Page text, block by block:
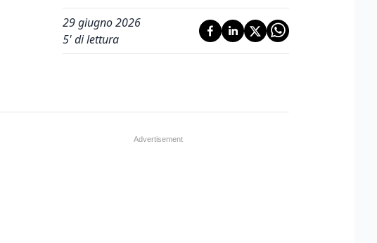
29 giugno 2026
5' di lettura